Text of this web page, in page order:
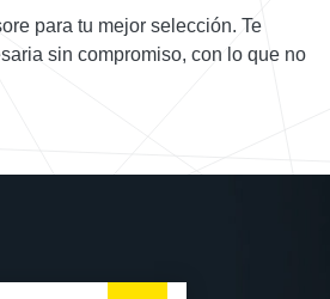
para tu mejor selección. Te
sin compromiso, con lo que no